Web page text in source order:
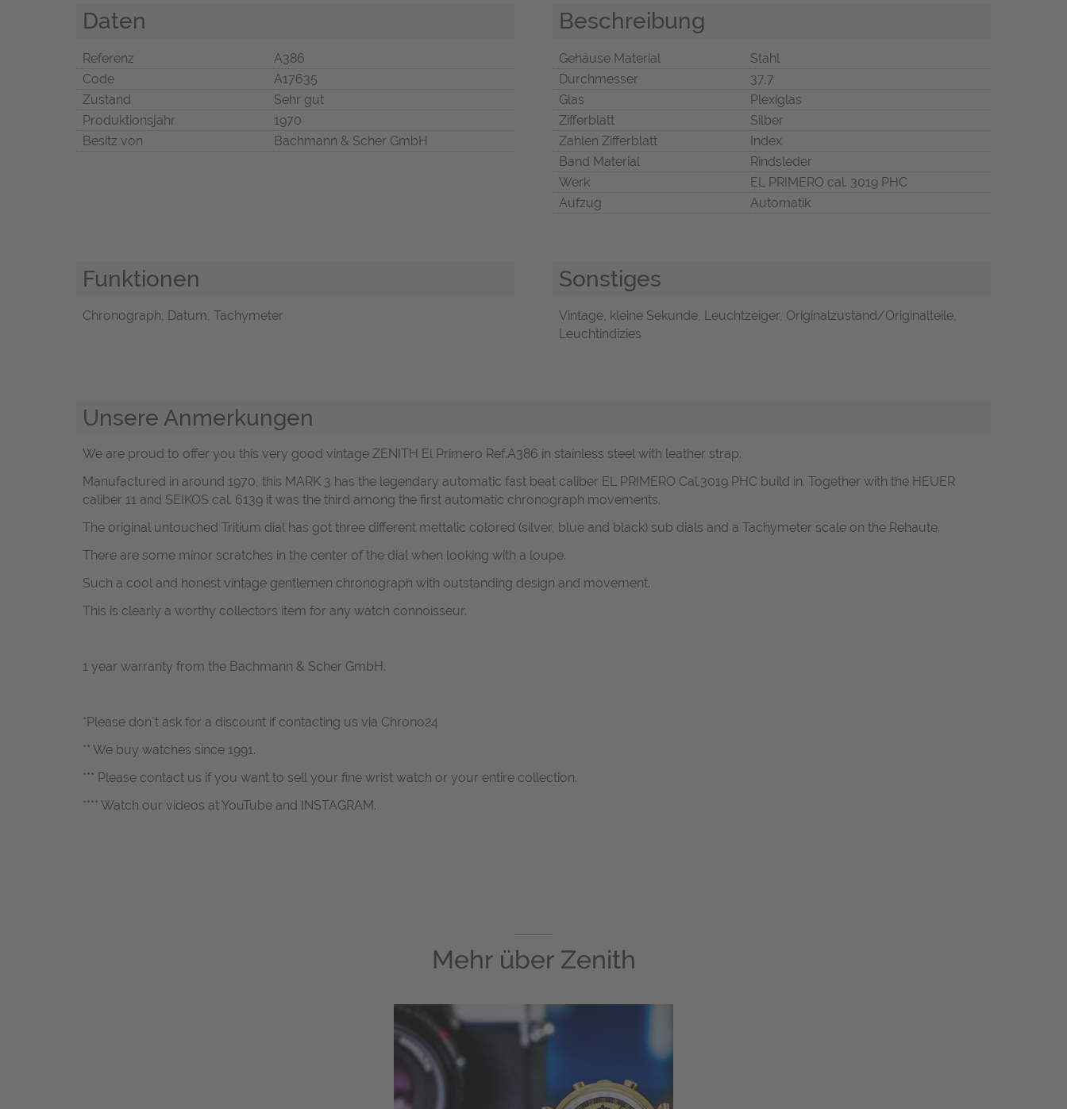
Daten
Referenz
A386
Code
A17635
Zustand
Sehr gut
Produktionsjahr
1970
Besitz von
Bachmann & Scher GmbH
Beschreibung
Gehäuse Material
Stahl
Durchmesser
37,7
Glas
Plexiglas
Zifferblatt
Silber
Zahlen Zifferblatt
Index
Band Material
Rindsleder
Werk
EL PRIMERO cal. 3019 PHC
Aufzug
Automatik
Funktionen
Chronograph, Datum, Tachymeter
Sonstiges
Vintage, kleine Sekunde, Leuchtzeiger, Originalzustand/Originalteile,
Leuchtindizies
Unsere Anmerkungen
We are proud to offer you this very good vintage ZENITH El Primero Ref.A386 in stainless steel with leather strap.
Manufactured in around 1970, this MARK 3 has the legendary automatic fast beat caliber EL PRIMERO Cal.3019 PHC build in. Together with the HEUER
caliber 11 and SEIKOS cal. 6139 it was the third among the first automatic chronograph movements.
The original untouched Tritium dial has got three different mettalic colored (silver, blue and black) sub dials and a Tachymeter scale on the Rehaute.
There are some minor scratches in the center of the dial when looking with a loupe.
Such a cool and honest vintage gentlemen chronograph with outstanding design and movement.
This is clearly a worthy collectors item for any watch connoisseur.
1 year warranty from the Bachmann & Scher GmbH.
*Please don`t ask for a discount if contacting us via Chrono24
** We buy watches since 1991.
*** Please contact us if you want to sell your fine wrist watch or your entire collection.
**** Watch our videos at YouTube and INSTAGRAM.
Mehr über Zenith